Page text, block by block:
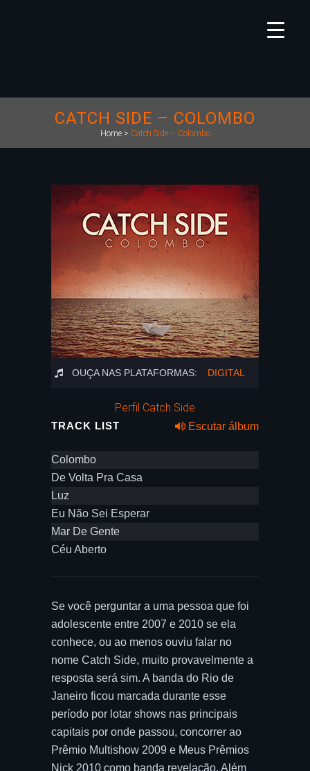
CATCH SIDE – COLOMBO
Home> Catch Side – Colombo
OUÇA NAS PLATAFORMAS: DIGITAL
Perfil Catch Side
TRACK LIST Escutar álbum
Colombo
De Volta Pra Casa
Luz
Eu Não Sei Esperar
Mar De Gente
Céu Aberto
Se você perguntar a uma pessoa que foi
adolescente entre 2007 e 2010 se ela
conhece, ou ao menos ouviu falar no
nome Catch Side, muito provavelmente a
resposta será sim. A banda do Rio de
Janeiro ficou marcada durante esse
período por lotar shows nas principais
capitais por onde passou, concorrer ao
Prêmio Multishow 2009 e Meus Prêmios
Nick 2010 como banda revelação. Além